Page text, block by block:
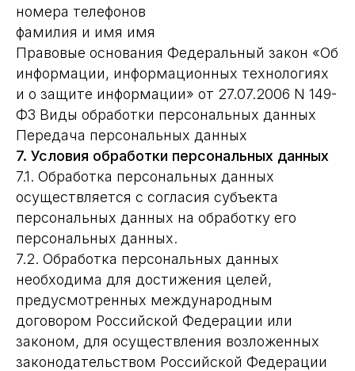
номера телефонов
фамилия и имя имя
Правовые основания Федеральный закон «Об
информации, информационных технологиях
и о защите информации» от 27.07.2006 N 149-
ФЗ Виды обработки персональных данных
Передача персональных данных
7. Условия обработки персональных данных
7.1. Обработка персональных данных
осуществляется с согласия субъекта
персональных данных на обработку его
персональных данных.
7.2. Обработка персональных данных
необходима для достижения целей,
предусмотренных международным
договором Российской Федерации или
законом, для осуществления возложенных
законодательством Российской Федерации